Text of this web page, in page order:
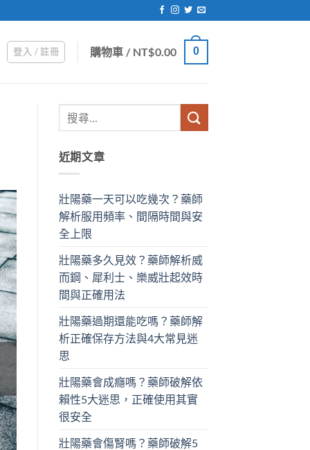
登入 / 註冊 購物車 / NT$0.00 0
近期文章
壯陽藥一天可以吃幾次？藥師
解析服用頻率、間隔時間與安
全上限
壯陽藥多久見效？藥師解析威
而鋼、犀利士、樂威壯起效時
間與正確用法
壯陽藥過期還能吃嗎？藥師解
析正確保存方法與4大常見迷
思
壯陽藥會成癮嗎？藥師破解依
賴性5大迷思，正確使用其實
很安全
壯陽藥會傷腎嗎？藥師破解5